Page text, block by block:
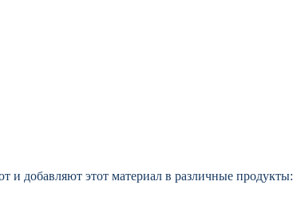
добавляют этот материал в различные продукты: